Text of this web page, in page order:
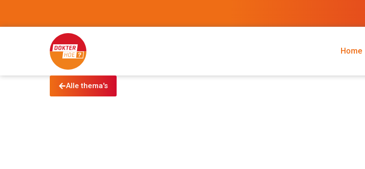
Home
Alle thema's